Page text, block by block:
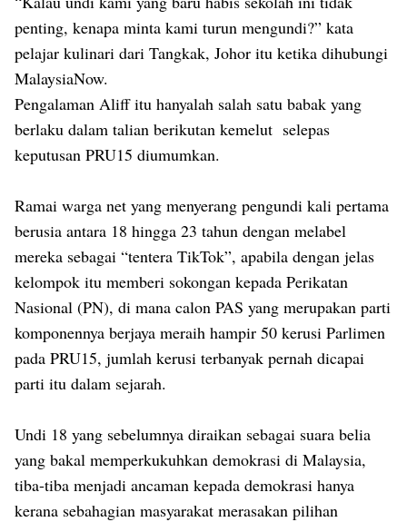
penting, kenapa minta kami turun mengundi?” kata
pelajar kulinari dari Tangkak, Johor itu ketika dihubungi
MalaysiaNow.
Pengalaman Aliff itu hanyalah salah satu babak yang
berlaku dalam talian berikutan kemelut selepas
keputusan PRU15 diumumkan.
Ramai warga net yang menyerang pengundi kali pertama
berusia antara 18 hingga 23 tahun dengan melabel
mereka sebagai “tentera TikTok”, apabila dengan jelas
kelompok itu memberi sokongan kepada Perikatan
Nasional (PN), di mana calon PAS yang merupakan parti
komponennya berjaya meraih hampir 50 kerusi Parlimen
pada PRU15, jumlah kerusi terbanyak pernah dicapai
parti itu dalam sejarah.
Undi 18 yang sebelumnya diraikan sebagai suara belia
yang bakal memperkukuhkan demokrasi di Malaysia,
tiba-tiba menjadi ancaman kepada demokrasi hanya
kerana sebahagian masyarakat merasakan pilihan